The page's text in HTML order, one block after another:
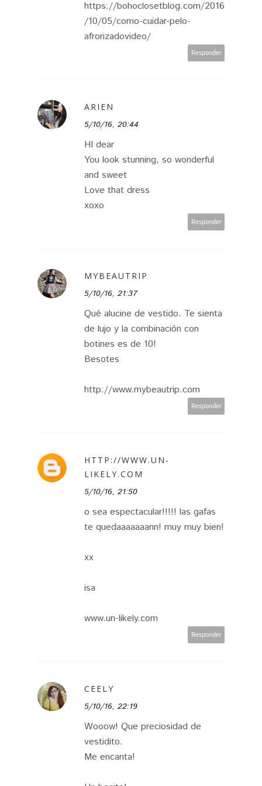
https://bohoclosetblog.com/2016
/10/05/como-cuidar-pelo-
afrorizadovideo/
Responder
ARIEN
5/10/16, 20:44
HI dear
You look stunning, so wonderful
and sweet
Love that dress
xoxo
Responder
MYBEAUTRIP
5/10/16, 21:37
Qué alucine de vestido. Te sienta
de lujo y la combinación con
botines es de 10!
Besotes
http://www.mybeautrip.com
Responder
HTTP://WWW.UN-
LIKELY.COM
5/10/16, 21:50
o sea espectacular!!!!! las gafas
te quedaaaaaaann! muy muy bien!
xx
isa
www.un-likely.com
Responder
CEELY
5/10/16, 22:19
Wooow! Que preciosidad de
vestidito.
Me encanta!